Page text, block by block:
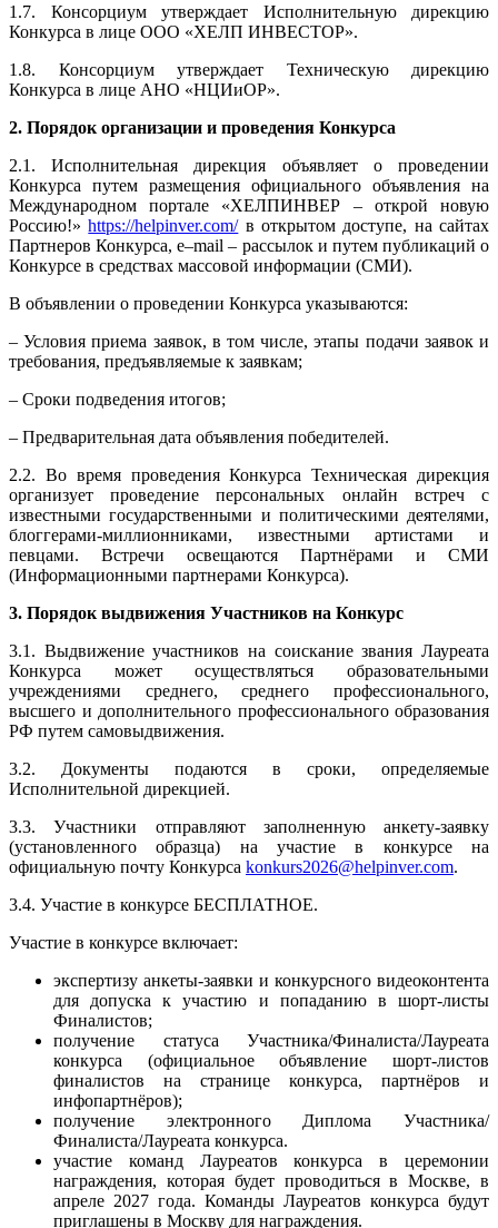
1.7. Консорциум утверждает Исполнительную дирекцию
Конкурса в лице ООО «ХЕЛП ИНВЕСТОР».
1.8. Консорциум утверждает Техническую дирекцию
Конкурса в лице АНО «НЦИиОР».
2. Порядок организации и проведения Конкурса
2.1. Исполнительная дирекция объявляет о проведении
Конкурса путем размещения официального объявления на
Международном портале «ХЕЛПИНВЕР – открой новую
Россию!»https://helpinver.com/в открытом доступе, на сайтах
Партнеров Конкурса, e–mail – рассылок и путем публикаций о
Конкурсе в средствах массовой информации (СМИ).
В объявлении о проведении Конкурса указываются:
– Условия приема заявок, в том числе, этапы подачи заявок и
требования, предъявляемые к заявкам;
– Сроки подведения итогов;
– Предварительная дата объявления победителей.
2.2. Во время проведения Конкурса Техническая дирекция
организует проведение персональных онлайн встреч с
известными государственными и политическими деятелями,
блоггерами-миллионниками, известными артистами и
певцами. Встречи освещаются Партнёрами и СМИ
(Информационными партнерами Конкурса).
3. Порядок выдвижения Участников на Конкурс
3.1. Выдвижение участников на соискание звания Лауреата
Конкурса может осуществляться образовательными
учреждениями среднего, среднего профессионального,
высшего и дополнительного профессионального образования
РФ путем самовыдвижения.
3.2. Документы подаются в сроки, определяемые
Исполнительной дирекцией.
3.3. Участники отправляют заполненную анкету-заявку
(установленного образца) на участие в конкурсе на
официальную почту Конкурса konkurs2026@helpinver.com.
3.4. Участие в конкурсе БЕСПЛАТНОЕ.
Участие в конкурсе включает:
экспертизу анкеты-заявки и конкурсного видеоконтента
для допуска к участию и попаданию в шорт-листы
Финалистов;
получение статуса Участника/Финалиста/Лауреата
конкурса (официальное объявление шорт-листов
финалистов на странице конкурса, партнёров и
инфопартнёров);
получение электронного Диплома Участника/
Финалиста/Лауреата конкурса.
участие команд Лауреатов конкурса в церемонии
награждения, которая будет проводиться в Москве, в
апреле 2027 года. Команды Лауреатов конкурса будут
приглашены в Москву для награждения.